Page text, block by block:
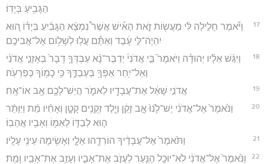
הַגָּבִ֖יעַ בְּיָדֽוֹ׃
17
וַיֹּ֕אמֶר חָלִ֣ילָה לִּ֔י מֵעֲשׂ֖וֹת זֹ֑את הָאִ֡ישׁ אֲשֶׁר֩ נִמְצָ֨א הַגָּבִ֜יעַ בְּיָד֗וֹ ה֚וּא
יִהְיֶה־לִּ֣י עָ֔בֶד וְאַתֶּ֕ם עֲל֥וּ לְשָׁל֖וֹם אֶל־אֲבִיכֶֽם׃
18
וַיִּגַּ֨שׁ אֵלָ֜יו יְהוּדָ֗ה וַיֹּאמֶר֮ בִּ֣י אֲדֹנִי֒ יְדַבֶּר־נָ֨א עַבְדְּךָ֤ דָבָר֙ בְּאָזְנֵ֣י אֲדֹנִ֔י
וְאַל־יִ֥חַר אַפְּךָ֖ בְּעַבְדֶּ֑ךָ כִּ֥י כָמ֖וֹךָ כְּפַרְעֹֽה׃
19 אֲדֹנִ֣י שָׁאַ֔ל אֶת־עֲבָדָ֖יו לֵאמֹ֑ר הֲיֵשׁ־לָכֶ֥ם אָ֖ב אוֹ־אָֽח׃
20
וַנֹּ֙אמֶר֙ אֶל־אֲדֹנִ֔י יֶשׁ־לָ֙נוּ֙ אָ֣ב זָקֵ֔ן וְיֶ֥לֶד זְקֻנִ֖ים קָטָ֑ן וְאָחִ֨יו מֵ֜ת וַיִּוָּתֵ֨ר
ה֧וּא לְבַדּ֛וֹ לְאִמּ֖וֹ וְאָבִ֥יו אֲהֵבֽוֹ׃
21 וַתֹּ֙אמֶר֙ אֶל־עֲבָדֶ֔יךָ הוֹרִדֻ֖הוּ אֵלָ֑י וְאָשִׂ֥ימָה עֵינִ֖י עָלָֽיו׃
22 וַנֹּ֙אמֶר֙ אֶל־אֲדֹנִ֔י לֹא־יוּכַ֥ל הַנַּ֖עַר לַעֲזֹ֣ב אֶת־אָבִ֑יו וְעָזַ֥ב אֶת־אָבִ֖יו וָמֵֽת׃